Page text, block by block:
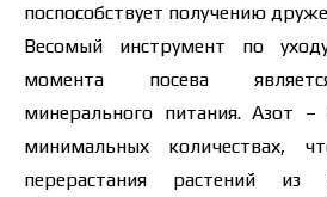
поспособствует получению
Весомый инструмент по
момента посева
минерального питания. Азот –
минимальных количествах,
перерастания растений
Цена зависит от объёма и
данные: